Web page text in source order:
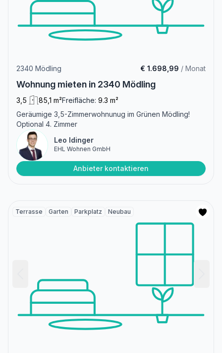
2340 Mödling € 1.698,99 / Monat
Wohnung mieten in 2340 Mödling
3,5 85,1 m²Freifläche: 9.3 m²
Geräumige 3,5-Zimmerwohnunug im Grünen Mödling!
Optional 4. Zimmer
Leo Idinger
EHL Wohnen GmbH
Anbieter kontaktieren
Terrasse Garten Parkplatz Neubau